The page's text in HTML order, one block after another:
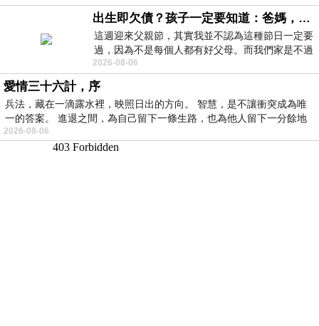
出生即欠債？孩子一定要知道：爸媽，其實我不欠你們
這週迎來父親節，其實我並不認為這種節日一定要
過，因為不是每個人都有好父母。而我們家是不過
節的，平時也沒什麼儀式感，生活趨近冷
2026-08-06
愛情三十六計，序
兵法，藏在一滴露水裡，映照日出的方向。 智慧，是不讓衝突成為唯
一的答案。 進退之間，為自己留下一條生路，也為他人留下一分餘地
2026-08-06